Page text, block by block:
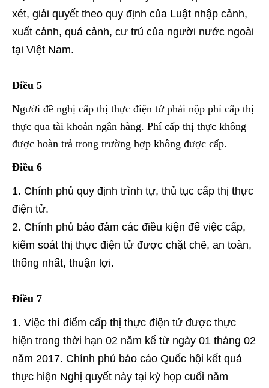
xét, giải quyết theo quy định của Luật nhập cảnh,
xuất cảnh, quá cảnh, cư trú của người nước ngoài
tại Việt Nam.
Điều 5
Người đề nghị cấp thị thực điện tử phải nộp phí cấp thị
thực qua tài khoản ngân hàng. Phí cấp thị thực không
được hoàn trả trong trường hợp không được cấp.
Điều 6
Chính phủ quy định trình tự, thủ tục cấp thị thực
điện tử.
Chính phủ bảo đảm các điều kiện để việc cấp,
kiểm soát thị thực điện tử được chặt chẽ, an toàn,
thống nhất, thuận lợi.
Điều 7
Việc thí điểm cấp thị thực điện tử được thực
hiện trong thời hạn 02 năm kể từ ngày 01 tháng 02
năm 2017. Chính phủ báo cáo Quốc hội kết quả
thực hiện Nghị quyết này tại kỳ họp cuối năm